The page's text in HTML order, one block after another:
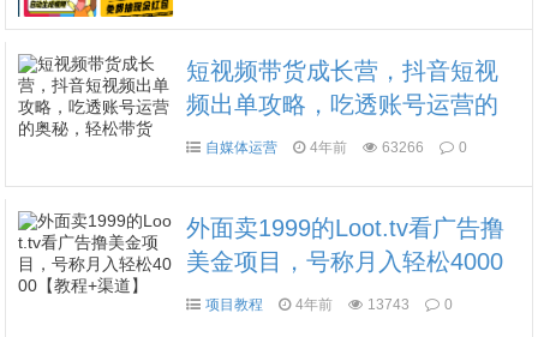
短视频带货成长营，​抖音短视
频出单攻略，吃透账号运营的
奥秘，轻松带货
自媒体运营 4年前 63266 0
外面卖1999的Loot.tv看广告撸
美金项目，号称月入轻松4000
【教程+渠道】
项目教程 4年前 13743 0